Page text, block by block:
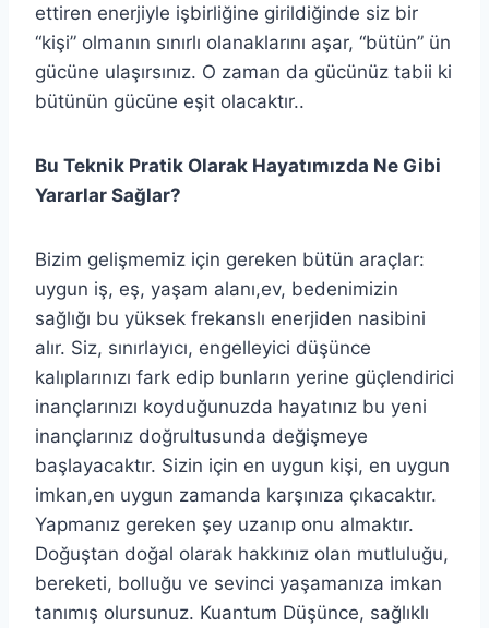
ettiren enerjiyle işbirliğine girildiğinde siz bir
“kişi” olmanın sınırlı olanaklarını aşar, “bütün” ün
gücüne ulaşırsınız. O zaman da gücünüz tabii ki
bütünün gücüne eşit olacaktır..
Bu Teknik Pratik Olarak Hayatımızda Ne Gibi
Yararlar Sağlar?
Bizim gelişmemiz için gereken bütün araçlar:
uygun iş, eş, yaşam alanı,ev, bedenimizin
sağlığı bu yüksek frekanslı enerjiden nasibini
alır. Siz, sınırlayıcı, engelleyici düşünce
kalıplarınızı fark edip bunların yerine güçlendirici
inançlarınızı koyduğunuzda hayatınız bu yeni
inançlarınız doğrultusunda değişmeye
başlayacaktır. Sizin için en uygun kişi, en uygun
imkan,en uygun zamanda karşınıza çıkacaktır.
Yapmanız gereken şey uzanıp onu almaktır.
Doğuştan doğal olarak hakkınız olan mutluluğu,
bereketi, bolluğu ve sevinci yaşamanıza imkan
tanımış olursunuz. Kuantum Düşünce, sağlıklı